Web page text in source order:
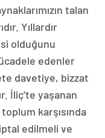
talan
Yıllardır
olduğunu
edenler
davetiye, bizzat
İliç’te yaşanan
karşısında
edilmeli ve